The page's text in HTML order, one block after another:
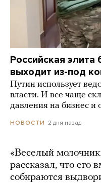
Российская
выходит из-под
Путин использует
власти. И все чаще
давления на бизнес и
НОВОСТИ 2 дня назад
«Веселый
рассказал, что его
собираются